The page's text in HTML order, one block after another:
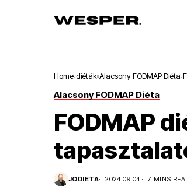
Home diéták Alacsony FODMAP Diéta
Alacsony FODMAP Diéta
FODMAP
JODIETA 2024.09.04. 7 MINS